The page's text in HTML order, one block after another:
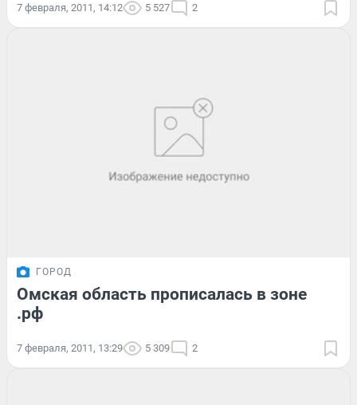
7 февраля, 2011, 14:12 5 527 2
ГОРОД
Омская область прописалась в зоне
.рф
7 февраля, 2011, 13:29 5 309 2